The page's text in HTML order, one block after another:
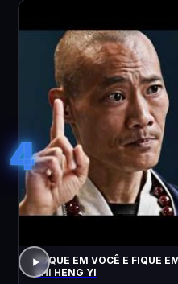
4
FOQUE EM VOCÊ E FIQUE
SHI HENG YI